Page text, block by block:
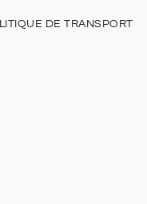
DE TRANSPORT